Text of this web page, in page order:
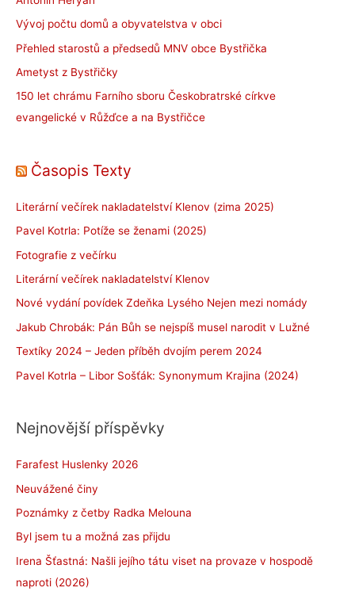
Vývoj počtu domů a obyvatelstva v obci
Přehled starostů a předsedů MNV obce Bystřička
Ametyst z Bystřičky
150 let chrámu Farního sboru Českobratrské církve
evangelické v Růžďce a na Bystřičce
Časopis Texty
Literární večírek nakladatelství Klenov (zima 2025)
Pavel Kotrla: Potíže se ženami (2025)
Fotografie z večírku
Literární večírek nakladatelství Klenov
Nové vydání povídek Zdeňka Lysého Nejen mezi nomády
Jakub Chrobák: Pán Bůh se nejspíš musel narodit v Lužné
Textíky 2024 – Jeden příběh dvojím perem 2024
Pavel Kotrla – Libor Sošťák: Synonymum Krajina (2024)
Nejnovější příspěvky
Farafest Huslenky 2026
Neuvážené činy
Poznámky z četby Radka Melouna
Byl jsem tu a možná zas přijdu
Irena Šťastná: Našli jejího tátu viset na provaze v hospodě
naproti (2026)